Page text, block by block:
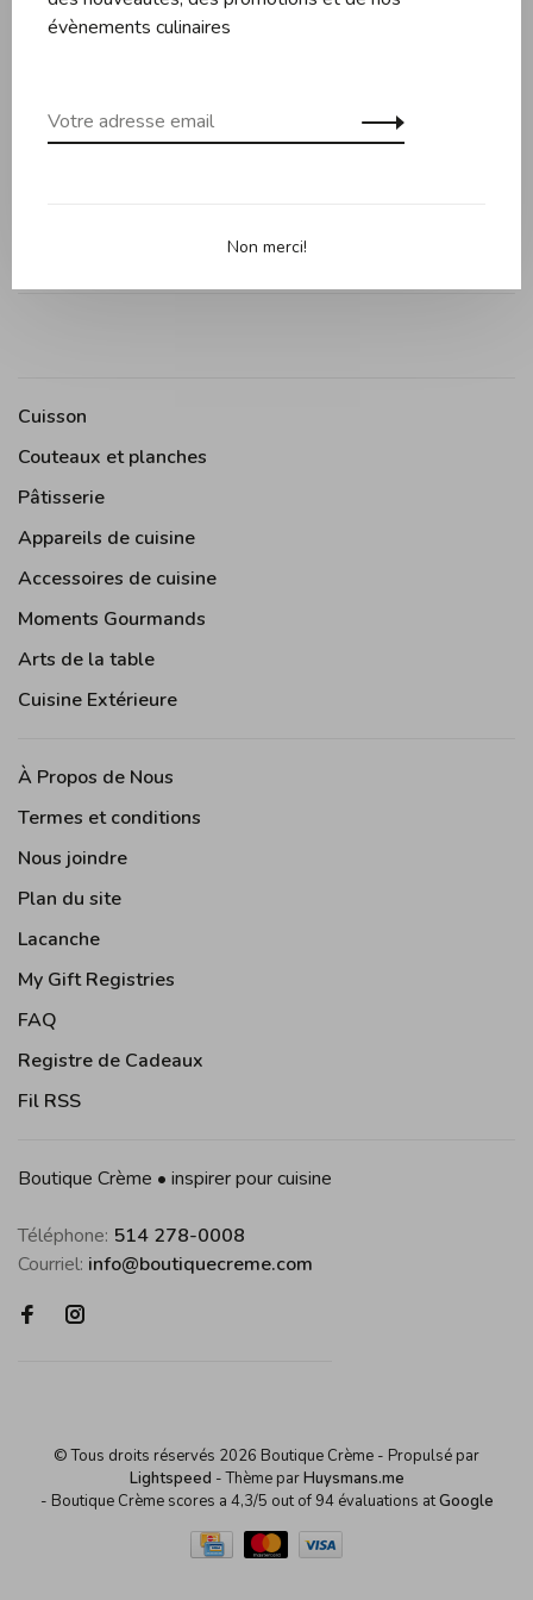
8 espaces.
Cuisson
Couteaux et planches
Pâtisserie
Appareils de cuisine
Accessoires de cuisine
Moments Gourmands
Arts de la table
Cuisine Extérieure
À Propos de Nous
Termes et conditions
Nous joindre
Plan du site
Lacanche
My Gift Registries
FAQ
Registre de Cadeaux
Fil RSS
Boutique Crème • inspirer pour cuisine
Téléphone: 514 278-0008
Courriel: info@boutiquecreme.com
© Tous droits réservés 2026 Boutique Crème - Propulsé par
Lightspeed - Thème parHuysmans.me
- Boutique Crème scores a 4,3/5 out of94 évaluations atGoogle
évènements culinaires
Non merci!